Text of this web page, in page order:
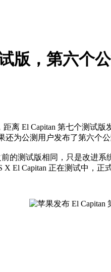
版，第六个
El Capitan 第七个测试
还为公测用户发布了第六个公
测试版相同，只是改进系
El Capitan 正在测试中，正